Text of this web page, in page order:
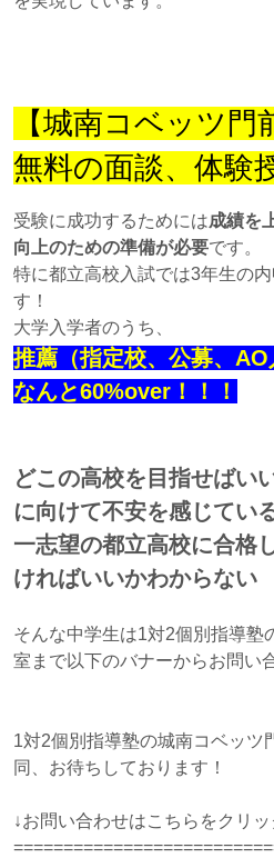
【城南コベッツ門
無料の面談、体験
受験に成功するためには成績を
向上のための準備が必要です。
特に都立高校入試では3年生の
す！
大学入学者のうち、
推薦（指定校、公募、
なんと60%over！！！
どこの高校を目指せばい
に向けて不安を感じてい
一志望の都立高校に合格
ければいいかわからない
そんな中学生は1対2個別指導塾
室まで以下のバナーからお問い
1対2個別指導塾の城南コベッツ
同、お待ちしております！
↓お問い合わせはこちらをクリッ